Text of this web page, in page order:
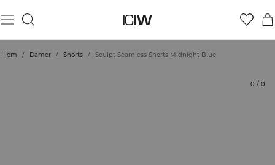
Hjem / Damer / Shorts / Sculpt Seamless Shorts Midnight Blue
0 / 0